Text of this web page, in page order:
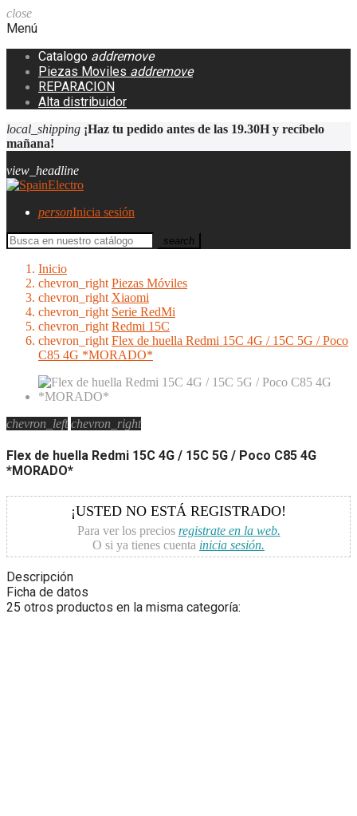
close
Menú
Catalogo addremove
Piezas Moviles addremove
REPARACION
Alta distribuidor
local_shipping ¡Haz tu pedido antes de las 19.30H y recíbelo
mañana!
view_headline
personInicia sesión
search
Inicio
chevron_right Piezas Móviles
chevron_right Xiaomi
chevron_right Serie RedMi
chevron_right Redmi 15C
chevron_right Flex de huella Redmi 15C 4G / 15C 5G / Poco
C85 4G *MORADO*
chevron_left chevron_right
Flex de huella Redmi 15C 4G / 15C 5G / Poco C85 4G
*MORADO*
¡USTED NO ESTÁ REGISTRADO!
Para ver los precios registrate en la web.
O si ya tienes cuenta inicia sesión.
Descripción
Ficha de datos
25 otros productos en la misma categoría: